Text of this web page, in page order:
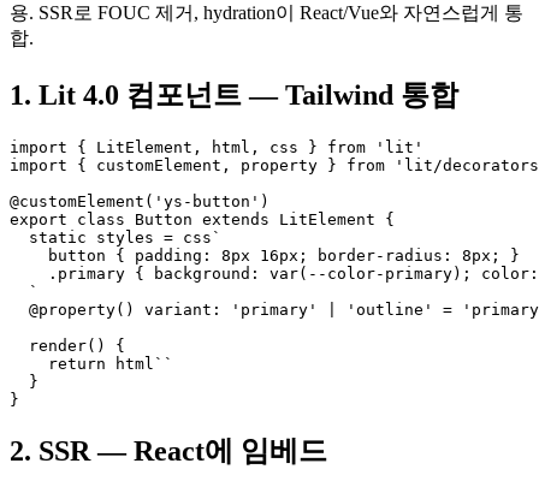
용. SSR로 FOUC 제거, hydration이 React/Vue와 자연스럽게 통
합.
1. Lit 4.0 컴포넌트 — Tailwind 통합
import { LitElement, html, css } from 'lit'
import { customElement, property } from 'lit/
@customElement('ys-button')
export class Button extends LitElement {
  static styles = css`
    button { padding: 8px 16px; border-radius: 8px; }
.primary { background: var(--color-primary);
  `
@property() variant: 'primary' | 'outline' =
  render() {
    return html``
  }
}
2. SSR — React에 임베드